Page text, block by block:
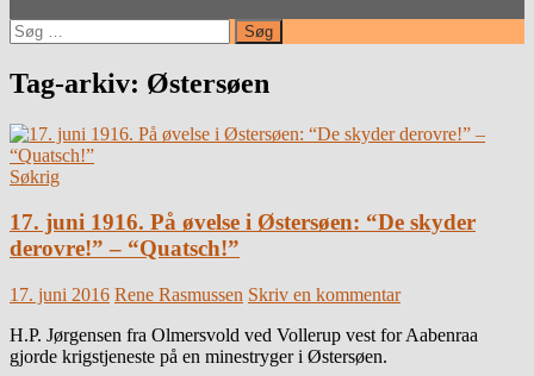
Søg
efter:
Tag-arkiv: Østersøen
Søkrig
17. juni 1916. På øvelse i Østersøen: “De skyder
derovre!” – “Quatsch!”
17. juni 2016 Rene Rasmussen Skriv en kommentar
H.P. Jørgensen fra Olmersvold ved Vollerup vest for Aabenraa
gjorde krigstjeneste på en minestryger i Østersøen.